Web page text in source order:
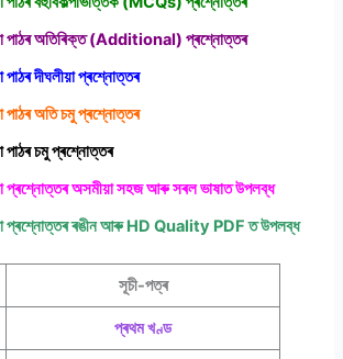
পাঠৰ অতিৰিক্ত (Additional) প্ৰশ্নোত্তৰ
পাঠৰ দীঘলীয়া প্ৰশ্নোত্তৰ
পাঠৰ অতি চমু প্ৰশ্নোত্তৰ
পাঠৰ চমু প্ৰশ্নোত্তৰ
প্ৰশ্নোত্তৰ অসমীয়া সহজ আৰু সৰল ভাষাত উপলব্ধ
প্ৰশ্নোত্তৰ ৰঙীন আৰুHD Quality PDFত উপলব্ধ
সূচী-পত্ৰ
প্ৰথম খণ্ড